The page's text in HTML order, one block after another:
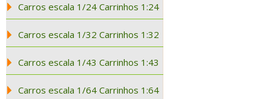
Carros escala 1/24 Carrinhos 1:24
Carros escala 1/32 Carrinhos 1:32
Carros escala 1/43 Carrinhos 1:43
Carros escala 1/64 Carrinhos 1:64